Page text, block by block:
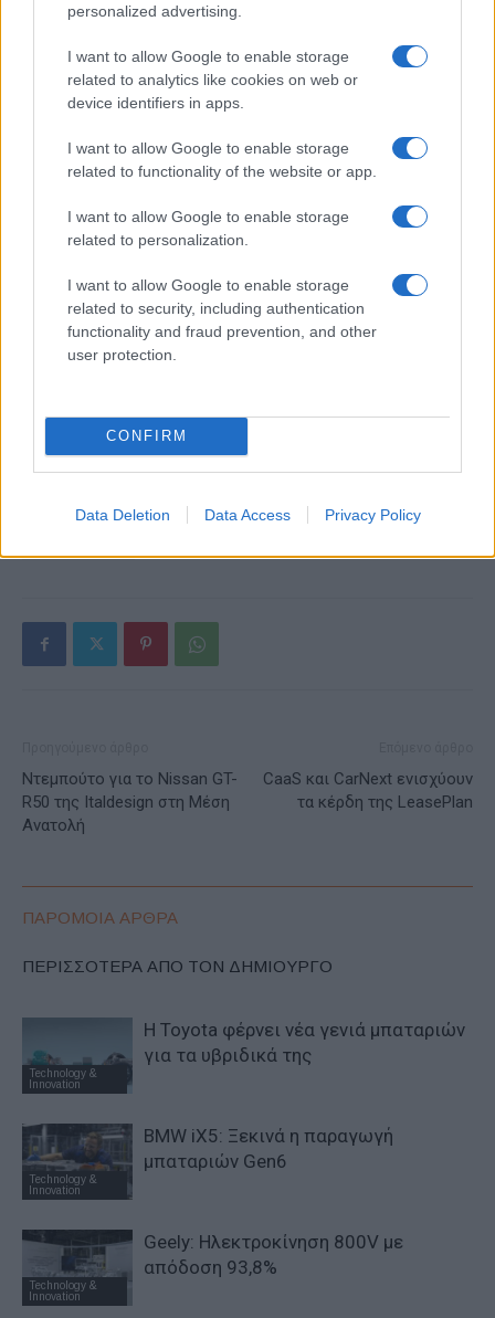
personalized advertising.
I want to allow Google to enable storage
related to analytics like cookies on web or
device identifiers in apps.
I want to allow Google to enable storage
related to functionality of the website or app.
I want to allow Google to enable storage
related to personalization.
I want to allow Google to enable storage
related to security, including authentication
functionality and fraud prevention, and other
user protection.
CONFIRM
Data Deletion Data Access Privacy Policy
συνεχίζουν μαζί: Ανανέωση
της συνεργασίας τους μέχρι
το 2028
18η συνεχόμενη χρονιά για τον ΟΤΕ στη διεθνή σειρά
δεικτών FTSE4Good
ΕΤΙΚΕΤΕΣ EV Nissan εμβέλεια
Ηλεκτρικά οχήματα
Ντεμπούτο για το Nissan GT-
R50 της Italdesign στη Μέση
Ανατολή
CaaS και CarNext ενισχύουν
τα κέρδη της LeasePlan
ΠΑΡΟΜΟΙΑ ΑΡΘΡΑ
ΠΕΡΙΣΣΟΤΕΡΑ ΑΠΟ ΤΟΝ ΔΗΜΙΟΥΡΓΟ
Technology &
Innovation
Η Toyota φέρνει νέα γενιά μπαταριών
για τα υβριδικά της
Technology &
Innovation
BMW iX5: Ξεκινά η παραγωγή
μπαταριών Gen6
Technology &
Innovation
Geely: Ηλεκτροκίνηση 800V με
απόδοση 93,8%